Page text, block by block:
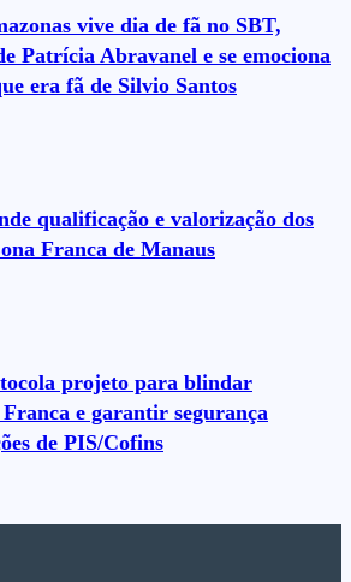
vive dia de fã no SBT,
Patrícia Abravanel e se emociona
era fã de Silvio Santos
qualificação e valorização dos
Franca de Manaus
projeto para blindar
e garantir segurança
de PIS/Cofins